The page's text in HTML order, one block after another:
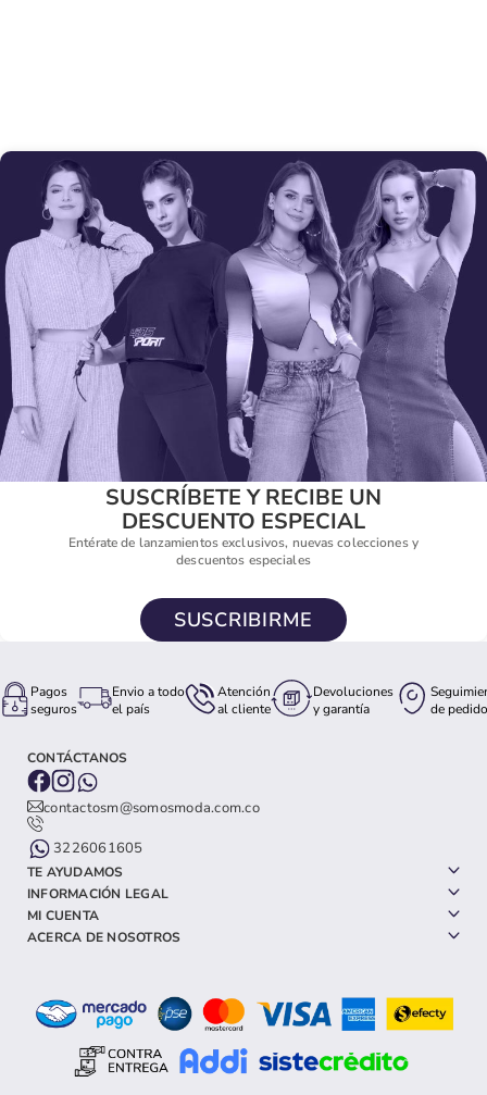
SUSCRÍBETE Y RECIBE UN
DESCUENTO ESPECIAL
Entérate de lanzamientos exclusivos, nuevas colecciones y
descuentos especiales
SUSCRIBIRME
Pagos
seguros
Envio a todo
el país
Atención
al cliente
Devoluciones
y garantía
de pedido
CONTÁCTANOS
contactosm@somosmoda.com.co
3226061605
TE AYUDAMOS
INFORMACIÓN LEGAL
MI CUENTA
ACERCA DE NOSOTROS